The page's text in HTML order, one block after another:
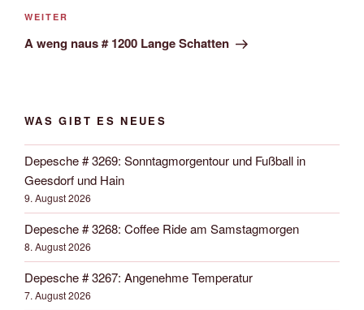
Nächster
Beitrag
WEITER
A weng naus # 1200 Lange Schatten
WAS GIBT ES NEUES
Depesche # 3269: Sonntagmorgentour und Fußball in
Geesdorf und Hain
9. August 2026
Depesche # 3268: Coffee Ride am Samstagmorgen
8. August 2026
Depesche # 3267: Angenehme Temperatur
7. August 2026